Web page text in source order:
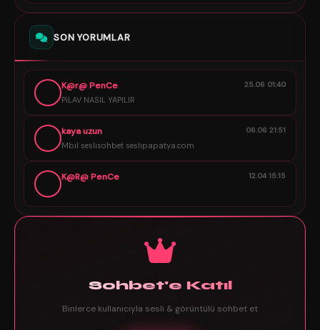
SON YORUMLAR
K@r@ PenCe
PiLAV NASIL YAPILIR
25.06 01:40
kaya uzun
Mbil seslisohbet seslipapatya.com
06.06 21:51
K@R@ PenCe 12.04 15:15
Sohbet'e Katıl
Binlerce kullanıcıyla sesli & görüntülü sohbet et